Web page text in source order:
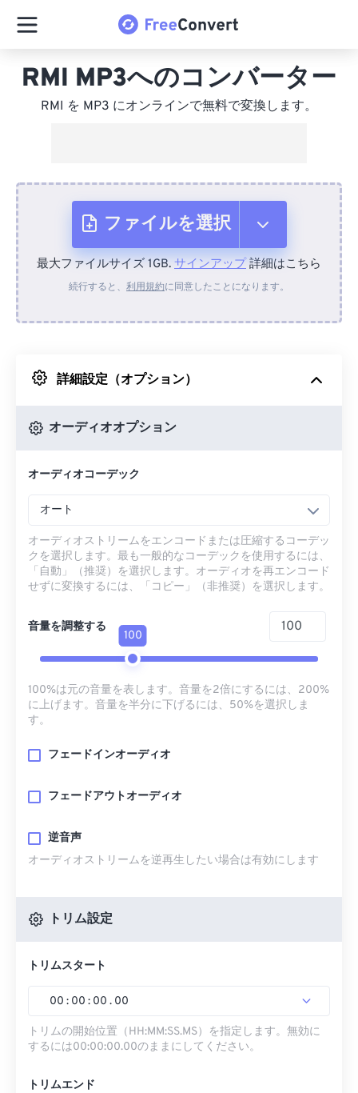
RMI MP3へのコンバーター
RMI を MP3 にオンラインで無料で変換します。
ファイルを選択
デバイスから
Googleドライブから
最大ファイルサイズ 1GB. サインアップ詳細はこちら
続行すると、 利用規約に同意したことになります。
詳細設定（オプション）
オーディオオプション
オーディオコーデック
オート
オーディオストリームをエンコードまたは圧縮するコーデッ
クを選択します。最も一般的なコーデックを使用するには、
「自動」（推奨）を選択します。オーディオを再エンコード
せずに変換するには、「コピー」（非推奨）を選択します。
音量を調整する
100
100%は元の音量を表します。音量を2倍にするには、200%
に上げます。音量を半分に下げるには、50%を選択しま
す。
フェードインオーディオ
フェードアウトオーディオ
逆音声
オーディオストリームを逆再生したい場合は有効にします
トリム設定
トリムスタート
00 : 00 : 00 . 00
トリムの開始位置（HH:MM:SS.MS）を指定します。無効に
するには00:00:00.00のままにしてください。
トリムエンド